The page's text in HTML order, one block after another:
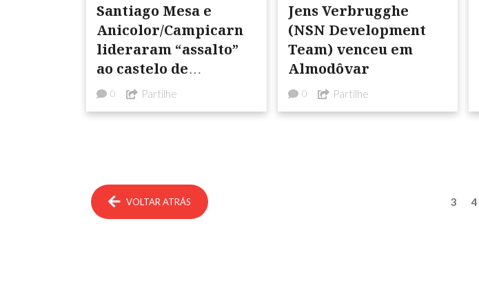
Santiago Mesa e
Anicolor/Campicarn
lideraram “assalto”
ao castelo de
Montemor-o-Novo
0 Partilhe
Jens Verbrugghe
(NSN Development
Team) venceu em
Almodôvar
0 Partilhe
VOLTAR ATRÁS 3 4